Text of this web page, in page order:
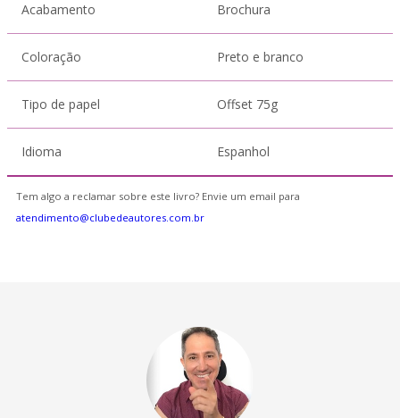
Acabamento Brochura
Coloração Preto e branco
Tipo de papel Offset 75g
Idioma Espanhol
Tem algo a reclamar sobre este livro? Envie um email para
atendimento@clubedeautores.com.br